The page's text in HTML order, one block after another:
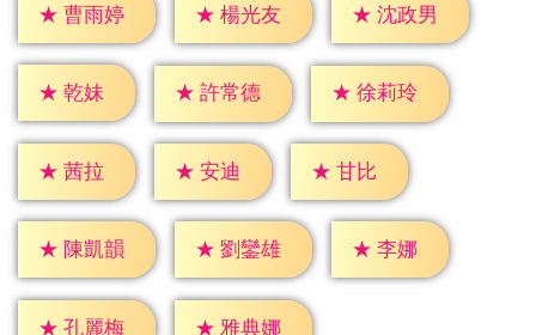
★ 曹雨婷 ★ 楊光友 ★ 沈政男
★ 乾妹 ★ 許常德 ★ 徐莉玲
★ 茜拉 ★ 安迪 ★ 甘比
★ 陳凱韻 ★ 劉鑾雄 ★ 李娜
★ 孔麗梅 ★ 雅典娜